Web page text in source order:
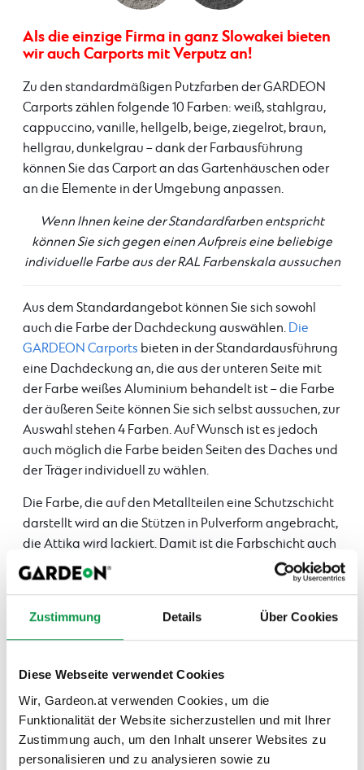
Zustimmung Details Über Cookies
Diese Webseite verwendet Cookies
Wir, Gardeon.at verwenden Cookies, um die
Funktionalität der Website sicherzustellen und mit Ihrer
Zustimmung auch, um den Inhalt unserer Websites zu
personalisieren und zu analysieren sowie zu
Als die einzige Firma in ganz Slowakei bieten
wir auch Carports mit Verputz an!
Zu den standardmäßigen Putzfarben der GARDEON
Carports zählen folgende 10 Farben: weiß, stahlgrau,
cappuccino, vanille, hellgelb, beige, ziegelrot, braun,
hellgrau, dunkelgrau – dank der Farbausführung
können Sie das Carport an das Gartenhäuschen oder
an die Elemente in der Umgebung anpassen.
Wenn Ihnen keine der Standardfarben entspricht
können Sie sich gegen einen Aufpreis eine beliebige
individuelle Farbe aus der RAL Farbenskala aussuchen
Aus dem Standardangebot können Sie sich sowohl
auch die Farbe der Dachdeckung auswählen. Die
GARDEON Carports bieten in der Standardausführung
eine Dachdeckung an, die aus der unteren Seite mit
der Farbe weißes Aluminium behandelt ist – die Farbe
der äußeren Seite können Sie sich selbst aussuchen, zur
Auswahl stehen 4 Farben. Auf Wunsch ist es jedoch
auch möglich die Farbe beiden Seiten des Daches und
der Träger individuell zu wählen.
Die Farbe, die auf den Metallteilen eine Schutzschicht
darstellt wird an die Stützen in Pulverform angebracht,
die Attika wird lackiert. Damit ist die Farbschicht auch
sehr widerstandsfähig und vor sämtlichen Kratzern
sicher. Sie verfügt über eine lange Lebensdauer. Unser
Konfiguratorzur Verfügung. Alle standardmäßigen
Farbtöne sind bereits im Preis inbegriffen. Die
Egal ob es sich um die Basis-Konstruktion oder um die
Wandelemente handelt – die Farbausführung bleibt
immer Ihnen überlassen.